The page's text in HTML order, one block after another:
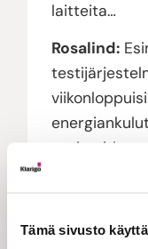
Tämä sivusto
laitteita…
Rosalind:
mukaan,
Jenni:Aivan